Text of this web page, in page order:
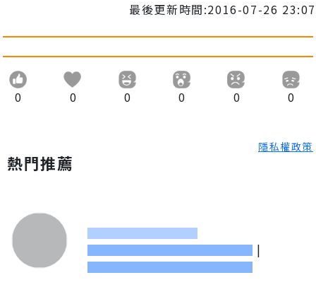
最後更新時間:2016-07-26 23:07
0 0 0 0 0 0
隱私權政策
熱門推薦
|